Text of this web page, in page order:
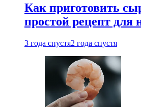
Как приготовить
простой рецепт
3 года спустя2 года спустя